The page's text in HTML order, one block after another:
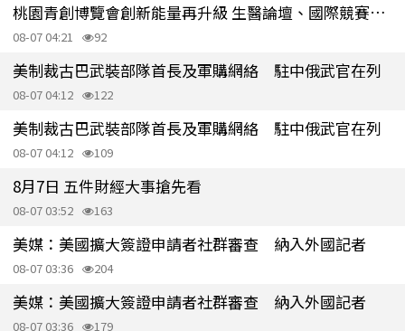
桃園青創博覽會創新能量再升級 生醫論壇、國際競賽接力登場
08-07 04:21 92
美制裁古巴武裝部隊首長及軍購網絡 駐中俄武官在列
08-07 04:12 122
美制裁古巴武裝部隊首長及軍購網絡 駐中俄武官在列
08-07 04:12 109
8月7日 五件財經大事搶先看
08-07 03:52 163
美媒：美國擴大簽證申請者社群審查 納入外國記者
08-07 03:36 204
美媒：美國擴大簽證申請者社群審查 納入外國記者
08-07 03:36 179